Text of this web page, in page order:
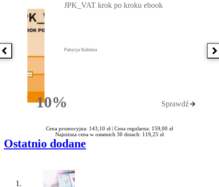
Poprzednia książka
10%Rabatu
JPK_VAT krok po kroku ebook
Patrycja Kubiesa
Sprawdź
Cena promocyjna: 143,10 zł | Cena regularna: 159,00 zł
Najniższa cena w ostatnich 30 dniach: 119,25 zł
Ostatnio dodane